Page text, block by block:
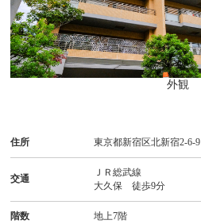
外観
住所 東京都新宿区北新宿2-6-9
交通
ＪＲ総武線
大久保 徒歩9分
階数 地上7階